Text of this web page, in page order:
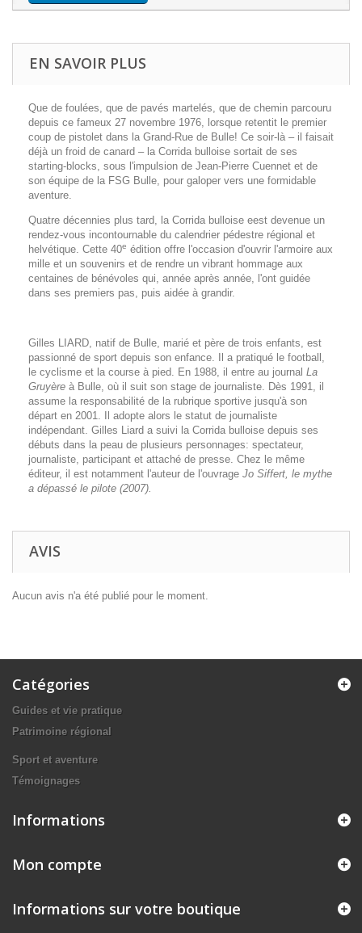
EN SAVOIR PLUS
Que de foulées, que de pavés martelés, que de chemin parcouru
depuis ce fameux 27 novembre 1976, lorsque retentit le premier
coup de pistolet dans la Grand-Rue de Bulle! Ce soir-là – il faisait
déjà un froid de canard – la Corrida bulloise sortait de ses
starting-blocks, sous l'impulsion de Jean-Pierre Cuennet et de
son équipe de la FSG Bulle, pour galoper vers une formidable
aventure.
Quatre décennies plus tard, la Corrida bulloise eest devenue un
rendez-vous incontournable du calendrier pédestre régional et
helvétique. Cette 40e édition offre l'occasion d'ouvrir l'armoire aux
mille et un souvenirs et de rendre un vibrant hommage aux
centaines de bénévoles qui, année après année, l'ont guidée
dans ses premiers pas, puis aidée à grandir.
Gilles LIARD, natif de Bulle, marié et père de trois enfants, est
passionné de sport depuis son enfance. Il a pratiqué le football,
le cyclisme et la course à pied. En 1988, il entre au journal La
Gruyère à Bulle, où il suit son stage de journaliste. Dès 1991, il
assume la responsabilité de la rubrique sportive jusqu'à son
départ en 2001. Il adopte alors le statut de journaliste
indépendant. Gilles Liard a suivi la Corrida bulloise depuis ses
débuts dans la peau de plusieurs personnages: spectateur,
journaliste, participant et attaché de presse. Chez le même
éditeur, il est notamment l'auteur de l'ouvrage Jo Siffert, le mythe
a dépassé le pilote (2007).
AVIS
Aucun avis n'a été publié pour le moment.
Catégories
Guides et vie pratique
Patrimoine régional
Sport et aventure
Témoignages
Informations
Mon compte
Informations sur votre boutique